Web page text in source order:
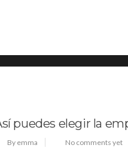
puedes elegir la
By emma No comments yet